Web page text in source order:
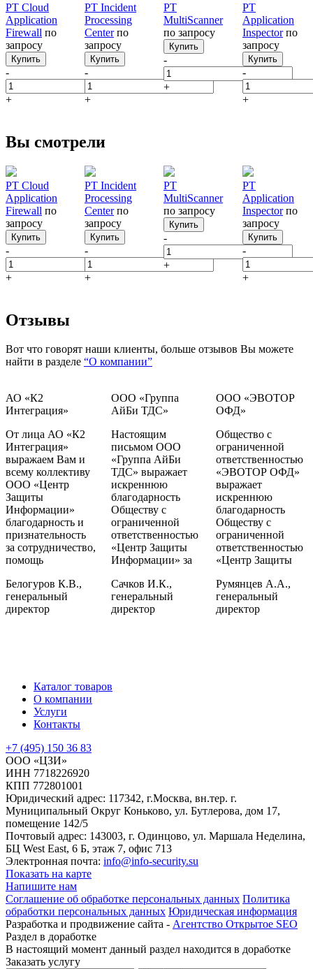
PT Cloud
Application
Firewall по
запросу
Купить
-
+
PT Incident
Processing
Center по
запросу
Купить
-
+
PT
MultiScanner
по запросу
Купить
-
+
PT
Application
Inspector по
запросу
Купить
-
+
Вы смотрели
PT Cloud
Application
Firewall по
запросу
Купить
-
+
PT Incident
Processing
Center по
запросу
Купить
-
+
PT
MultiScanner
по запросу
Купить
-
+
PT
Application
Inspector по
запросу
Купить
-
+
Отзывы
Вот что говорят наши клиенты, больше отзывов Вы можете
найти в разделе “О компании”
АО «К2
Интеграция»
От лица АО «К2
Интеграция»
выражаем Вам и
всему коллективу
ООО «Центр
Защиты
Информации»
благодарность и
признательность
за сотрудничество,
помощь
Белогуров К.В.,
генеральный
директор
ООО «Группа
АйБи ТДС»
Настоящим
письмом ООО
«Группа АйБи
ТДС» выражает
искреннюю
благодарность
Обществу с
ограниченной
ответственностью
«Центр Защиты
Информации» за
Сачков И.К.,
генеральный
директор
ООО «ЭВОТОР
ОФД»
Общество с
ограниченной
ответственностью
«ЭВОТОР ОФД»
выражает
искреннюю
благодарность
Обществу с
ограниченной
ответственностью
«Центр Защиты
Румянцев А.А.,
генеральный
директор
Каталог товаров
О компании
Услуги
Контакты
+7 (495) 150 36 83
ООО «ЦЗИ»
ИНН 7718226920
КПП 772801001
Юридический адрес: 117342, г.Москва, вн.тер. г.
Муниципальный Округ Коньково, ул. Бутлерова, дом 17,
помещение 142/5
Почтовый адрес: 143003, г. Одинцово, ул. Маршала Неделина,
БЦ West East, 6 Б, этаж 7, офис 713
Электронная почта: info@info-security.su
Показать на карте
Напишите нам
Соглашение об обработке персональных данных Политика
обработки персональных данных Юридическая информация
Разработка и продвижение сайта - Агентство Открытое SEO
Раздел в доработке
В настоящий момент данный раздел находится в доработке
Заказать услугу